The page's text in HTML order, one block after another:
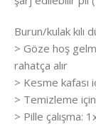
Burun/kulak kılı
> Göze hoş
rahatça alır
> Kesme kafası
> Temizleme
> Pille çalışma: